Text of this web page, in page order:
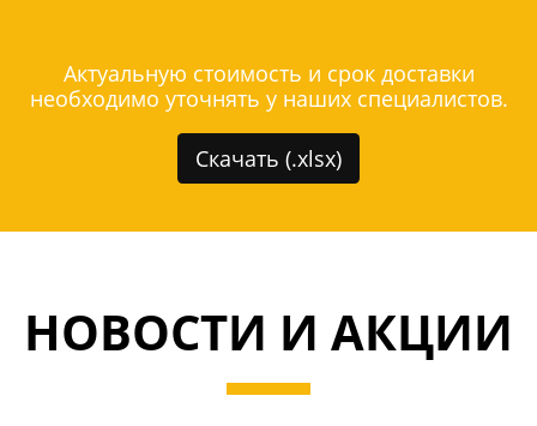
Актуальную стоимость и срок доставки
необходимо уточнять у наших специалистов.
Скачать (.xlsx)
НОВОСТИ И АКЦИИ